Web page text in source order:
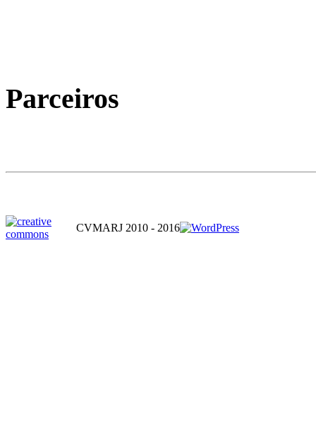
Parceiros
CVMARJ 2010 - 2016